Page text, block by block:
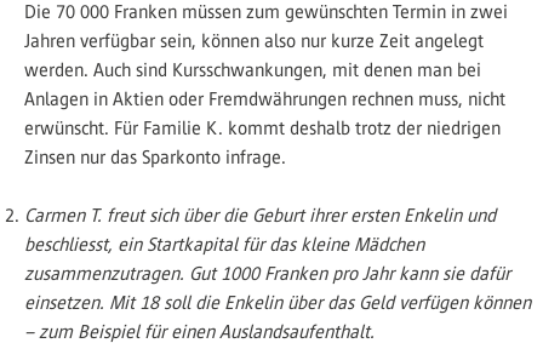
Die 70 000 Franken müssen zum gewünschten Termin in zwei
Jahren verfügbar sein, können also nur kurze Zeit angelegt
werden. Auch sind Kursschwankungen, mit denen man bei
Anlagen in Aktien oder Fremdwährungen rechnen muss, nicht
erwünscht. Für Familie K. kommt deshalb trotz der niedrigen
Zinsen nur das Sparkonto infrage.
Carmen T. freut sich über die Geburt ihrer ersten Enkelin und
beschliesst, ein Startkapital für das kleine Mädchen
zusammenzutragen. Gut 1000 Franken pro Jahr kann sie dafür
einsetzen. Mit 18 soll die Enkelin über das Geld verfügen können
– zum Beispiel für einen Auslandsaufenthalt.